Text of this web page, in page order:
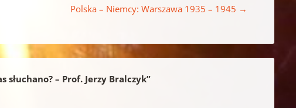
Polska – Niemcy: Warszawa 1935 – 1945 →
słuchano? – Prof. Jerzy Bralczyk”